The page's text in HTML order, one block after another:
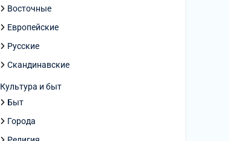
Восточные
Европейские
Русские
Скандинавские
Культура и быт
Быт
Города